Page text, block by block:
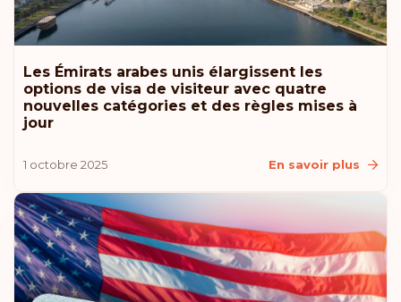
Les Émirats arabes unis élargissent les
options de visa de visiteur avec quatre
nouvelles catégories et des règles mises à
jour
1 octobre 2025 En savoir plus